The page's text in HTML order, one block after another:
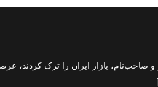
برتر و صاحب‌نام، بازار ایران را ترک